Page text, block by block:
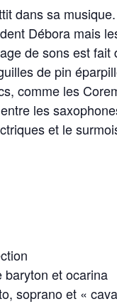
danssa musique.
Débora mais
agede sonsestfait
de pin
comme les
les
et le
et ocarina
soprano et «